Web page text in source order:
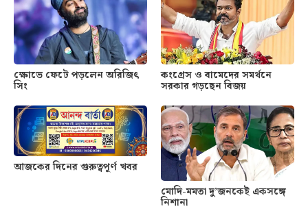
ক্ষোভে ফেটে পড়লেন অরিজিৎ
সিং
কংগ্রেস ও বামেদের সমর্থনে
সরকার গড়ছেন বিজয়
আজকের দিনের গুরুত্বপূর্ণ খবর
মোদি-মমতা দু’জনকেই একসঙ্গে
নিশানা